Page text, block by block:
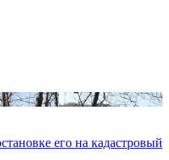
его на кадастровый